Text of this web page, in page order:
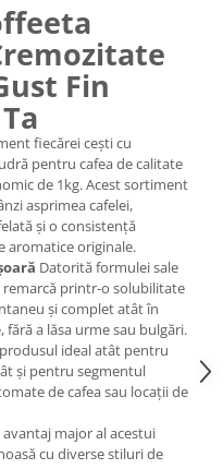
Fin
fiecărei cești cu
pentru cafea de calitate
de 1kg. Acest sortiment
asprimea cafelei,
și o consistență
aromatice originale.
Datorită formulei sale
remarcă printr-o solubilitate
și complet atât în
a lăsa urme sau bulgări.
ideal atât pentru
și pentru segmentul
de cafea sau locații de
avantaj major al acestui
cu diverse stiluri de